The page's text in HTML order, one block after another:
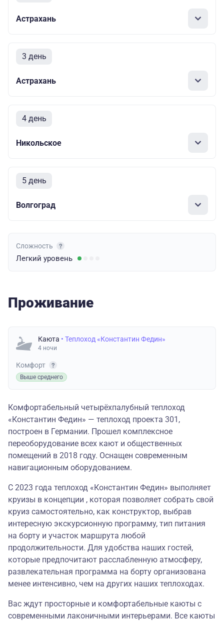
Астрахань
3 день
Астрахань
4 день
Никольское
5 день
Волгоград
Сложность
Легкий уровень
Проживание
Каюта • Теплоход «Константин Федин»
4 ночи
Комфорт
Выше среднего
Комфортабельный четырёхпалубный теплоход
«Константин Федин» — теплоход проекта 301,
построен в Германии. Прошел комплексное
переоборудование всех кают и общественных
помещений в 2018 году. Оснащен современным
навигационным оборудованием.
С 2023 года теплоход «Константин Федин» выполняет
круизы в концепции , которая позволяет собрать свой
круиз самостоятельно, как конструктор, выбрав
интересную экскурсионную программу, тип питания
на борту и участок маршрута любой
продолжительности. Для удобства наших гостей,
которые предпочитают расслабленную атмосферу,
развлекательная программа на борту организована
менее интенсивно, чем на других наших теплоходах.
Вас ждут просторные и комфортабельные каюты с
современными лаконичными интерьерами. Все каюты